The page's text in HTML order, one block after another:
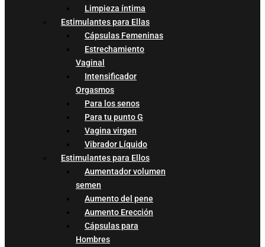
Limpieza íntima
Estimulantes para Ellas
Cápsulas Femeninas
Estrechamiento
Vaginal
Intensificador
Orgasmos
Para los senos
Para tu punto G
Vagina virgen
Vibrador Líquido
Estimulantes para Ellos
Aumentador volumen
semen
Aumento del pene
Aumento Erección
Cápsulas para
Hombres